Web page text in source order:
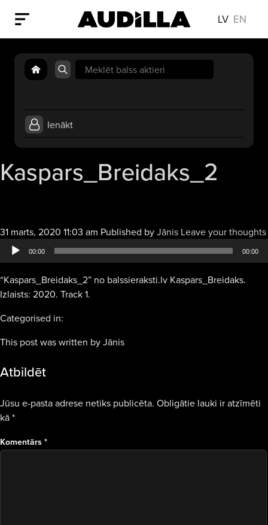
LV EN
Search
for:
Ienākt
Kaspars_Breidaks_2
31 marts, 2020 11:03 am Published byJānis Leave your thoughts
00:00 00:00
“Kaspars_Breidaks_2” no balssieraksti.lv Kaspars_Breidaks.
Izlaists: 2020. Track 1.
Categorised in:
This post was written by Jānis
Atbildēt
Jūsu e-pasta adrese netiks publicēta. Obligātie lauki ir atzīmēti
kā*
Komentārs*